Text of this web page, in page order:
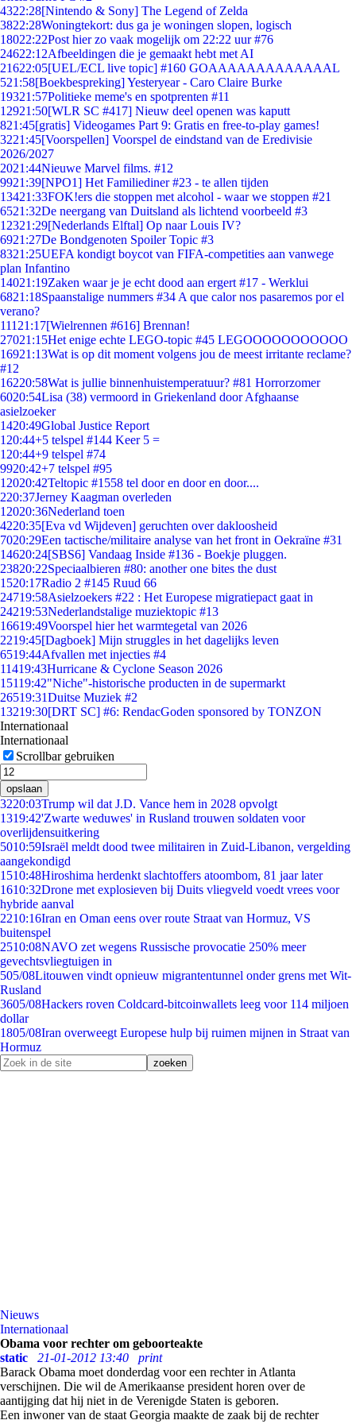
4322:28[Nintendo & Sony] The Legend of Zelda
3822:28Woningtekort: dus ga je woningen slopen, logisch
18022:22Post hier zo vaak mogelijk om 22:22 uur #76
24622:12Afbeeldingen die je gemaakt hebt met AI
21622:05[UEL/ECL live topic] #160 GOAAAAAAAAAAAAAL
521:58[Boekbespreking] Yesteryear - Caro Claire Burke
19321:57Politieke meme's en spotprenten #11
12921:50[WLR SC #417] Nieuw deel openen was kaputt
821:45[gratis] Videogames Part 9: Gratis en free-to-play games!
3221:45[Voorspellen] Voorspel de eindstand van de Eredivisie
2026/2027
2021:44Nieuwe Marvel films. #12
9921:39[NPO1] Het Familiediner #23 - te allen tijden
13421:33FOK!ers die stoppen met alcohol - waar we stoppen #21
6521:32De neergang van Duitsland als lichtend voorbeeld #3
12321:29[Nederlands Elftal] Op naar Louis IV?
6921:27De Bondgenoten Spoiler Topic #3
8321:25UEFA kondigt boycot van FIFA-competities aan vanwege
plan Infantino
14021:19Zaken waar je je echt dood aan ergert #17 - Werklui
6821:18Spaanstalige nummers #34 A que calor nos pasaremos por el
verano?
111 21:17[Wielrennen #616] Brennan!
27021:15Het enige echte LEGO-topic #45 LEGOOOOOOOOOOO
16921:13Wat is op dit moment volgens jou de meest irritante reclame?
#12
16220:58Wat is jullie binnenhuistemperatuur? #81 Horrorzomer
6020:54Lisa (38) vermoord in Griekenland door Afghaanse
asielzoeker
1420:49Global Justice Report
1 20:44+5 telspel #144 Keer 5 =
1 20:44+9 telspel #74
9920:42+7 telspel #95
12020:42Teltopic #1558 tel door en door en door....
220:37Jerney Kaagman overleden
12020:36Nederland toen
4220:35[Eva vd Wijdeven] geruchten over dakloosheid
7020:29Een tactische/militaire analyse van het front in Oekraïne #31
14620:24[SBS6] Vandaag Inside #136 - Boekje pluggen.
23820:22Speciaalbieren #80: another one bites the dust
1520:17Radio 2 #145 Ruud 66
24719:58Asielzoekers #22 : Het Europese migratiepact gaat in
24219:53Nederlandstalige muziektopic #13
16619:49Voorspel hier het warmtegetal van 2026
2219:45[Dagboek] Mijn struggles in het dagelijks leven
6519:44Afvallen met injecties #4
11419:43Hurricane & Cyclone Season 2026
15119:42"Niche"-historische producten in de supermarkt
26519:31Duitse Muziek #2
13219:30[DRT SC] #6: RendacGoden sponsored by TONZON
Internationaal
Internationaal
Scrollbar gebruiken
opslaan
3220:03Trump wil dat J.D. Vance hem in 2028 opvolgt
1319:42'Zwarte weduwes' in Rusland trouwen soldaten voor
overlijdensuitkering
5010:59Israël meldt dood twee militairen in Zuid-Libanon, vergelding
aangekondigd
1510:48Hiroshima herdenkt slachtoffers atoombom, 81 jaar later
1610:32Drone met explosieven bij Duits vliegveld voedt vrees voor
hybride aanval
2210:16Iran en Oman eens over route Straat van Hormuz, VS
buitenspel
2510:08NAVO zet wegens Russische provocatie 250% meer
gevechtsvliegtuigen in
505/08Litouwen vindt opnieuw migrantentunnel onder grens met Wit-
Rusland
3605/08Hackers roven Coldcard-bitcoinwallets leeg voor 114 miljoen
dollar
1805/08Iran overweegt Europese hulp bij ruimen mijnen in Straat van
Hormuz
Nieuws
Internationaal
Obama voor rechter om geboorteakte
static
21-01-2012 13:40
print
Barack Obama moet donderdag voor een rechter in Atlanta
verschijnen. Die wil de Amerikaanse president horen over de
aantijging dat hij niet in de Verenigde Staten is geboren.
Een inwoner van de staat Georgia maakte de zaak bij de rechter